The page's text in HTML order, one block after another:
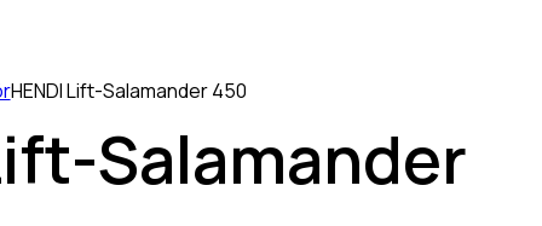
HENDI Lift-Salamander 450
Salamander